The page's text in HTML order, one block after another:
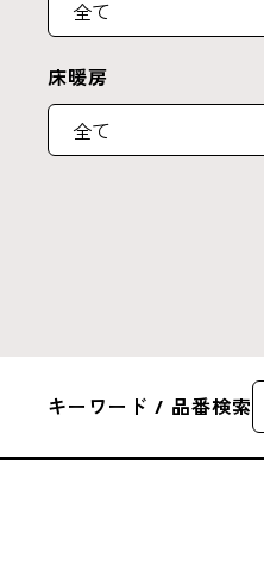
床暖房
キーワード / 品番検索